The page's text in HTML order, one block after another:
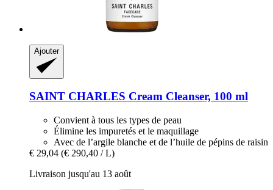
Ajouter
SAINT CHARLES Cream Cleanser, 100 ml
Convient à tous les types de peau
Élimine les impuretés et le maquillage
Avec de l’argile blanche et de l’huile de pépins de raisin
€ 29,04 (€ 290,40 / L)
Livraison jusqu'au 13 août